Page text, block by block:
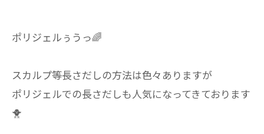
ポリジェルぅうっ🌈
スカルプ等長さだしの方法は色々ありますが
ポリジェルでの長さだしも人気になってきております
🐥